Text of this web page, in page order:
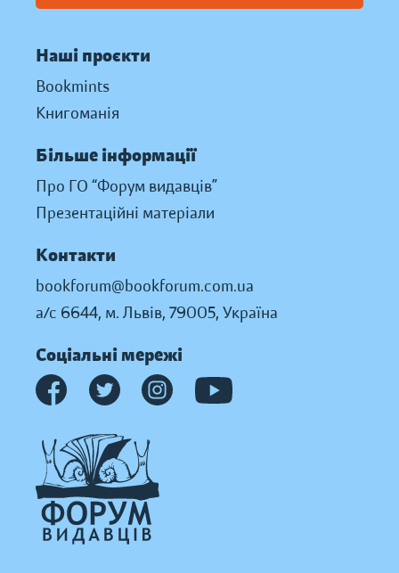
Наші проєкти
Bookmints
Книгоманія
Більше інформації
Про ГО “Форум видавців”
Презентаційні матеріали
Контакти
bookforum@bookforum.com.ua
а/с 6644, м. Львів, 79005, Україна
Соціальні мережі